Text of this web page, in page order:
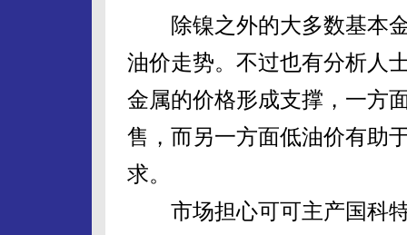
除镍之外的大多数基本金
油价走势。不过也有分析人
金属的价格形成支撑，一方
售，而另一方面低油价有助
求。
市场担心可可主产国科特